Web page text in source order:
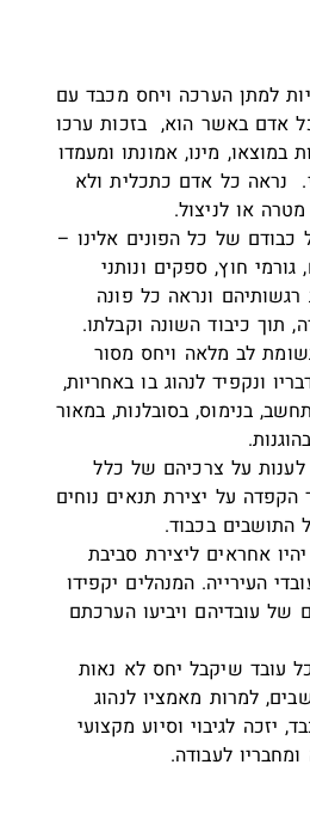
למתן הערכה ויחס מכבד עם
אדם באשר הוא, בזכות ערכו
במוצאו, מינו, אמונתו ומעמדו
נראה כל אדם כתכלית ולא
או לניצול.
כבודם של כל הפונים אלינו –
חוץ, ספקים ונותני
ונראה כל פונה
תוך כיבוד השונה וקבלתו.
לב מלאה ויחס מסור
ונקפיד לנהוג בו באחריות,
בנימוס, בסובלנות, במאור
על צרכיהם של כלל
הקפדה על יצירת תנאים נוחים
התושבים בכבוד.
אחראים ליצירת סביבת
העירייה. המנהלים יקפידו
של עובדיהם ויביעו הערכתם
עובד שיקבל יחס לא נאות
למרות מאמציו לנהוג
יזכה לגיבוי וסיוע מקצועי
לעבודה.